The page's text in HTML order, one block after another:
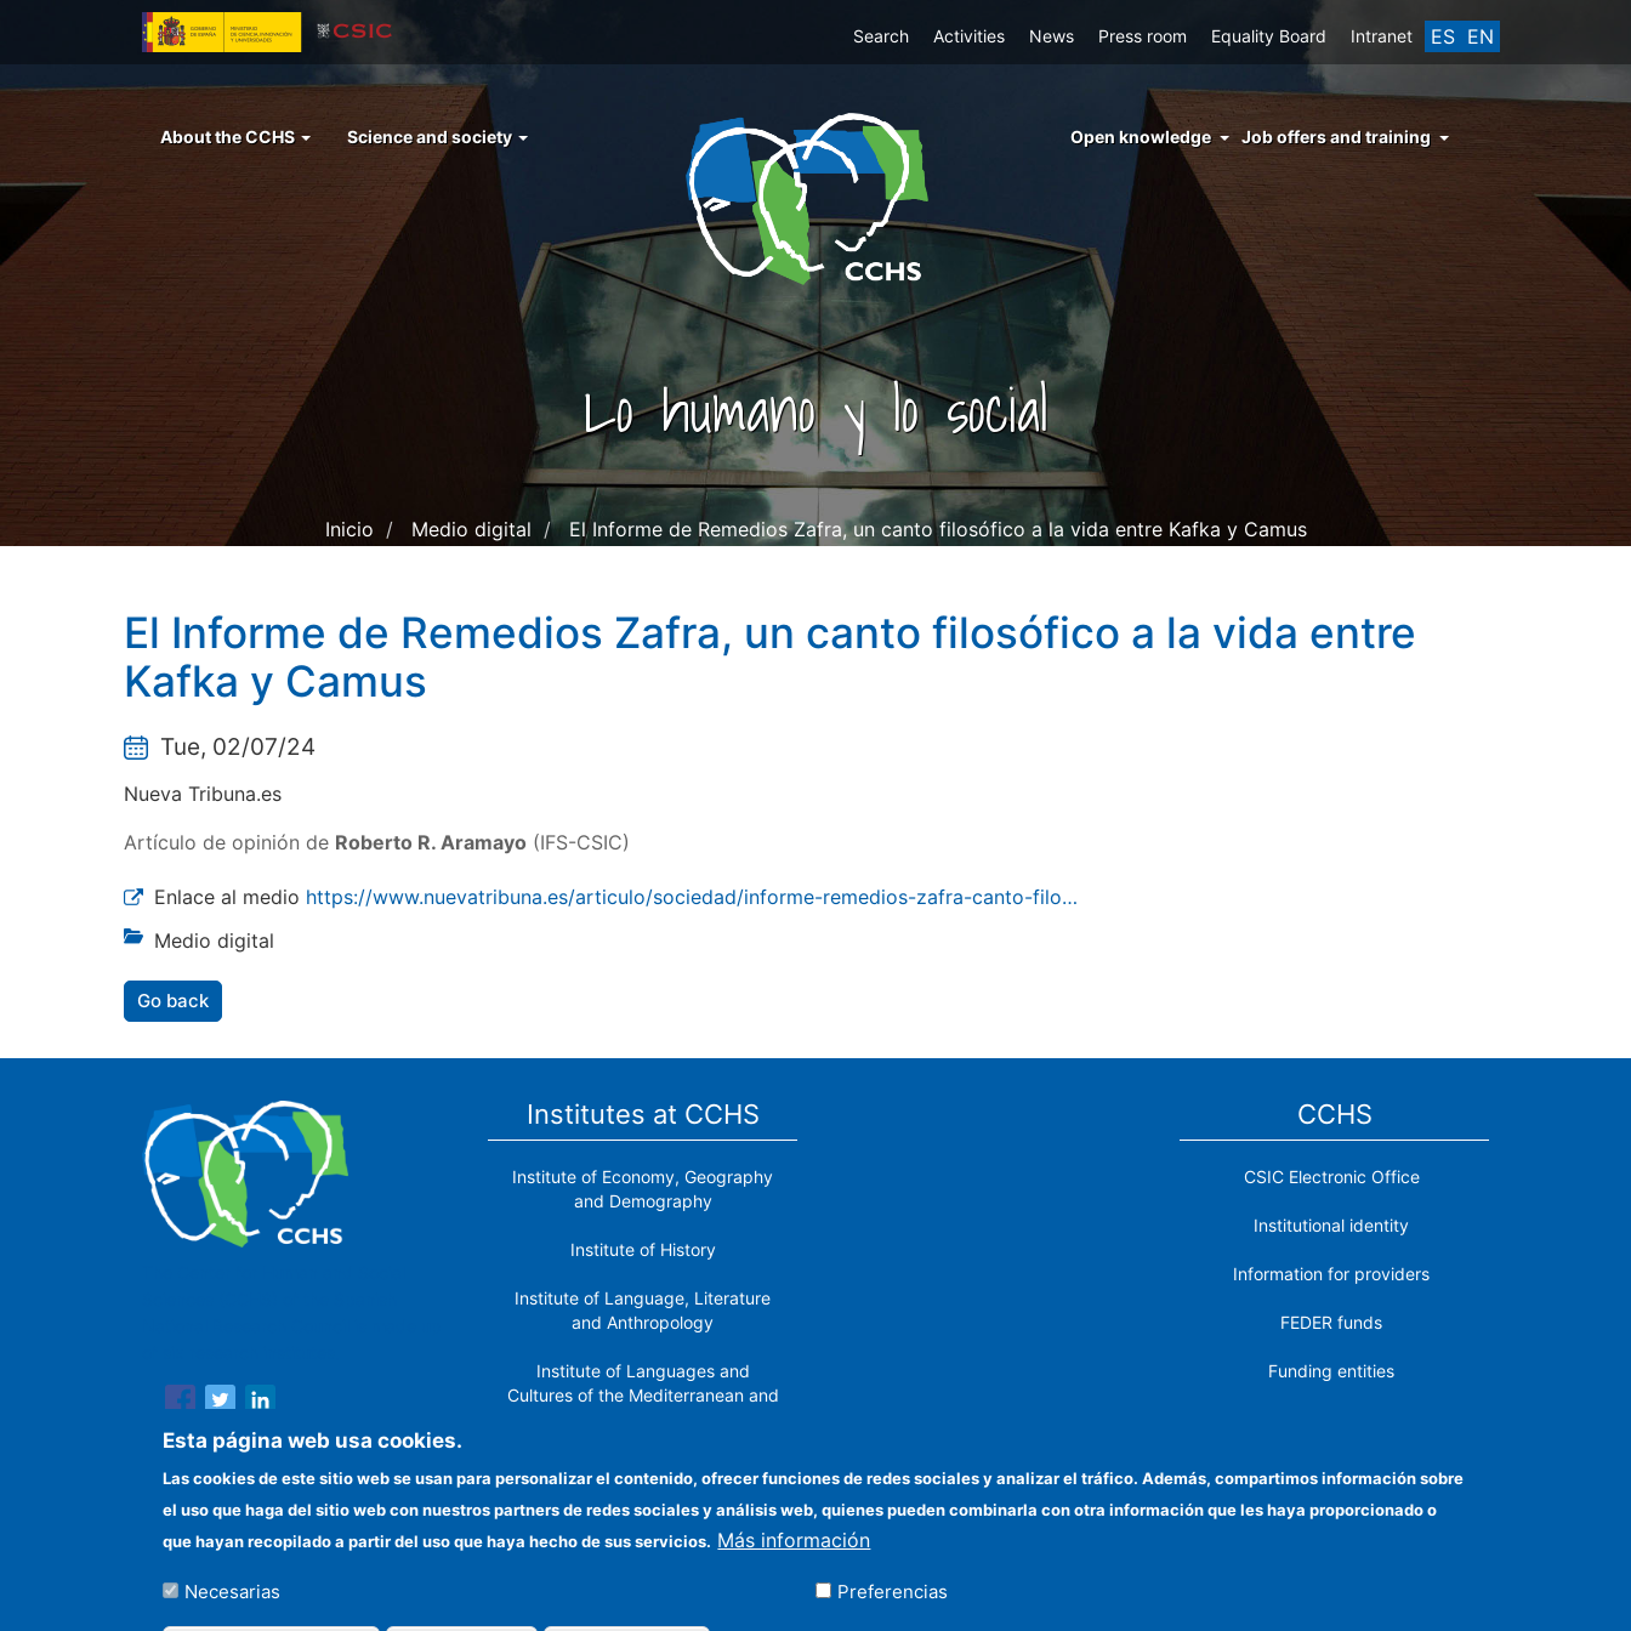
ES EN
Top
Search Activities News Press room Equality Board Intranet
Menu
About the CCHS Science and society
menu
conocimiento
abierto
Open knowledge Job offers and training
Lo humano y lo social
Inicio Medio digital El Informe de Remedios Zafra, un canto filosófico a la vida entre Kafka y Camus
El Informe de Remedios Zafra, un canto filosófico a la vida entre
Kafka y Camus
Tue, 02/07/24
Nueva Tribuna.es
Artículo de opinión de Roberto R. Aramayo (IFS-CSIC)
Enlace al medio https://www.nuevatribuna.es/articulo/sociedad/informe-remedios-zafra-canto-filo…
Medio digital
Go back
Institutes at CCHS
Institute of Economy, Geography
and Demography
Institute of History
Institute of Language, Literature
and Anthropology
Institute of Languages ​​and
Cultures of the Mediterranean and
Institute of Philosophy
Institute of Public Policies and
Goods
CCHS
CSIC Electronic Office
Institutional identity
Information for providers
FEDER funds
Funding entities
Location
Esta página web usa cookies.
Las cookies de este sitio web se usan para personalizar el contenido, ofrecer funciones de redes sociales y analizar el tráfico. Además, compartimos información sobre
el uso que haga del sitio web con nuestros partners de redes sociales y análisis web, quienes pueden combinarla con otra información que les haya proporcionado o
que hayan recopilado a partir del uso que haya hecho de sus servicios. Más información
Necesarias Preferencias